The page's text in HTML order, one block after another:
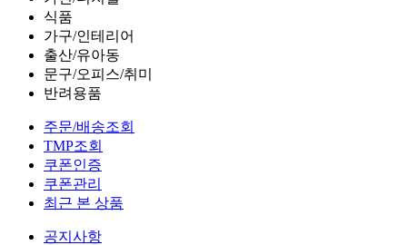
식품
가구/인테리어
출산/유아동
문구/오피스/취미
반려용품
주문/배송조회
TMP조회
쿠폰인증
쿠폰관리
최근 본 상품
공지사항